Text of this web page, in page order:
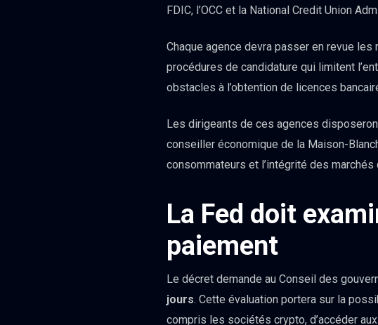
FDIC, l’OCC et la National Credit Union
Chaque agence devra passer en revue
procédures de candidature qui limitent
obstacles à l’obtention de licences
Les dirigeants de ces agences
conseiller économique de la Maison-
consommateurs et l’intégrité des
La Fed doit
paiement
Le décret demande au Conseil des
jours. Cette évaluation portera sur la
compris les sociétés crypto, d’accéder